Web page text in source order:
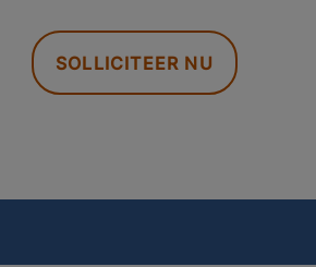
SOLLICITEER NU